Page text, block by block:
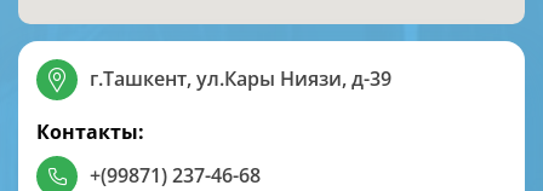
г.Ташкент, ул.Кары Ниязи, д-39
Контакты:
+(99871) 237-46-68